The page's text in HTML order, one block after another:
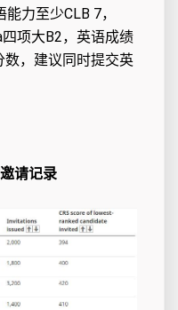
力至少CLB 7，
四项大B2，英语成绩
数，建议同时提交英
请记录